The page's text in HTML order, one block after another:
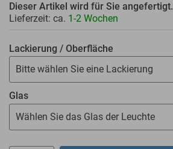
Dieser Artikel wird für Sie angefertigt.
Lieferzeit: ca. 1-2 Wochen
Lackierung / Oberfläche
Bitte wählen Sie eine Lackierung
Glas
Wählen Sie das Glas der Leuchte